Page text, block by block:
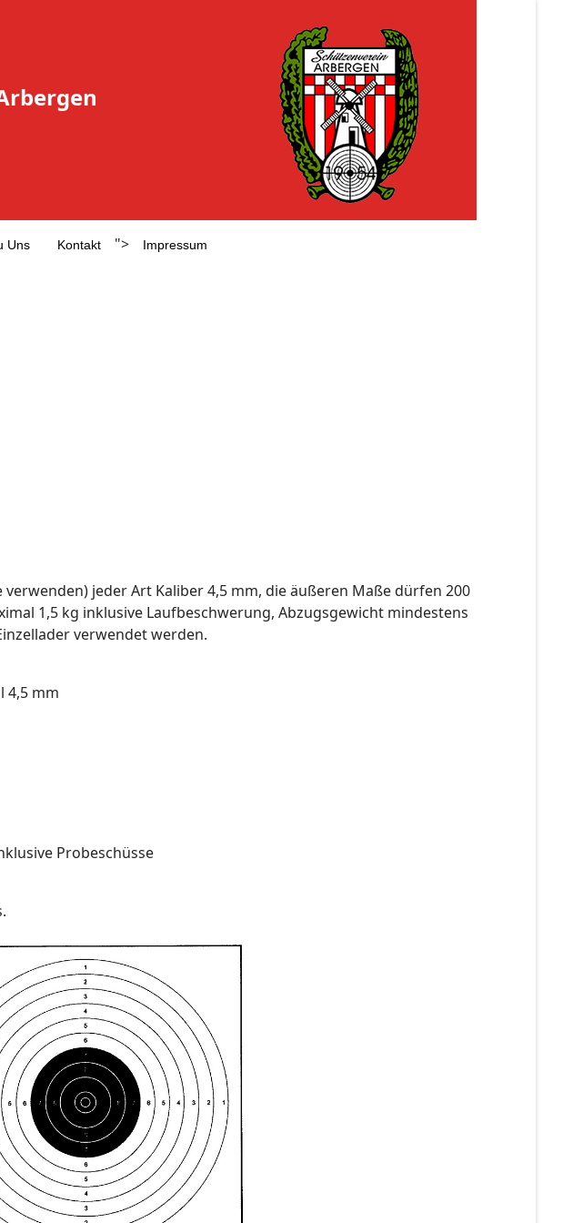
Uns Kontakt "> Impressum
jeder Art Kaliber 4,5 mm, die äußeren Maße dürfen 200
1,5 kg inklusive Laufbeschwerung, Abzugsgewicht mindestens
verwendet werden.
4,5 mm
Probeschüsse